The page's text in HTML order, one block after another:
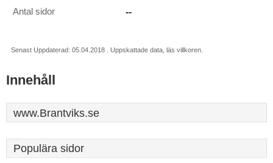
Antal sidor --
Senast Uppdaterad: 05.04.2018 . Uppskattade data, läs villkoren.
Innehåll
www.Brantviks.se
Populära sidor